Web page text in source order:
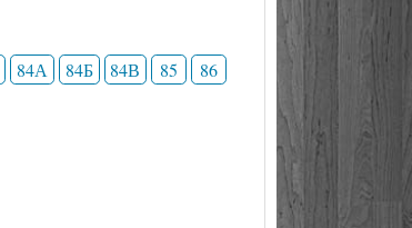
84А 84Б 84В 85
86